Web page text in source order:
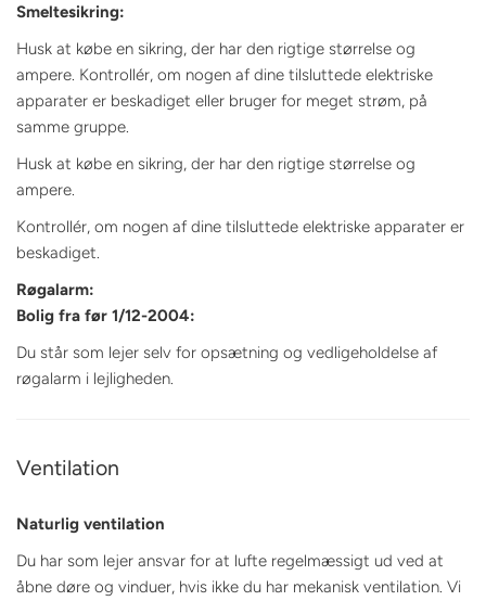
Smeltesikring:
Husk at købe en sikring, der har den rigtige størrelse og
ampere. Kontrollér, om nogen af dine tilsluttede elektriske
apparater er beskadiget eller bruger for meget strøm, på
samme gruppe.
Husk at købe en sikring, der har den rigtige størrelse og
ampere.
Kontrollér, om nogen af dine tilsluttede elektriske apparater er
beskadiget.
Røgalarm:
Bolig fra før 1/12-2004:
Du står som lejer selv for opsætning og vedligeholdelse af
røgalarm i lejligheden.
Ventilation
Naturlig ventilation
Du har som lejer ansvar for at lufte regelmæssigt ud ved at
åbne døre og vinduer, hvis ikke du har mekanisk ventilation. Vi